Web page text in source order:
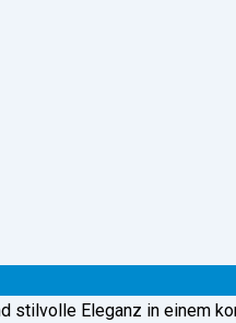
Eleganz in einem